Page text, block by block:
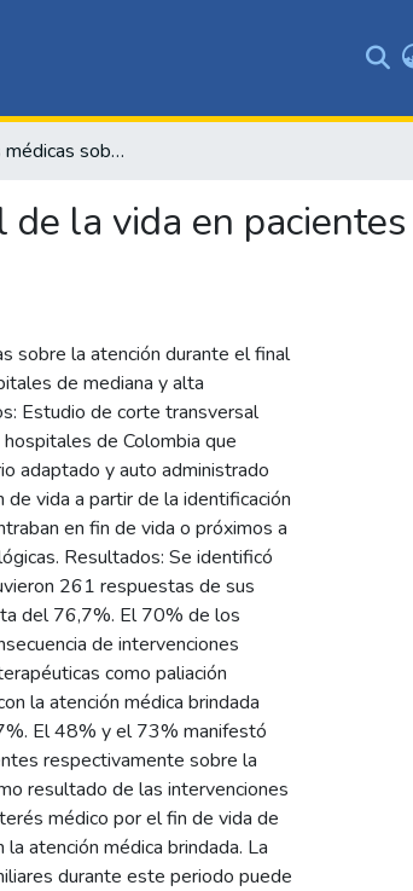
Percepciones médicas sobre la atención del final de la vida en pacientes oncológicos
la vida en pacientes
sobre la atención durante el final
de mediana y alta
Estudio de corte transversal
de Colombia que
adaptado y auto administrado
vida a partir de la identificación
en fin de vida o próximos a
Resultados: Se identificó
261 respuestas de sus
del 76,7%. El 70% de los
de intervenciones
como paliación
la atención médica brindada
El 48% y el 73% manifestó
respectivamente sobre la
resultado de las intervenciones
médico por el fin de vida de
atención médica brindada. La
durante este periodo puede